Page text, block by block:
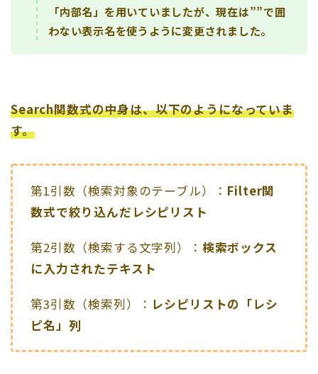
「内部名」を用いていましたが、現在は””で囲
わない表示名を使うように変更されました。
Search関数式の中身は、以下のようになっていま
す。
第1引数（検索対象のテーブル）： Filter関
数式で絞り込んだレシピリスト
第2引数（検索する文字列）： 検索ボックス
に入力されたテキスト
第3引数（検索列）： レシピリストの「レシ
ピ名」列